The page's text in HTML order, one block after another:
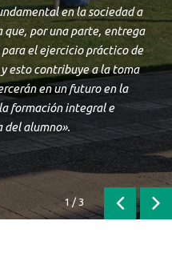
en la sociedad a
que, por una parte, entrega
el ejercicio práctico de
esto contribuye a la toma
en un futuro en la
formación integral e
alumno».
1/ 3
Anterior